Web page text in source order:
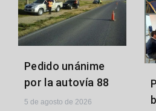
Pedido unánime
por la autovía 88
5 de agosto de 2026